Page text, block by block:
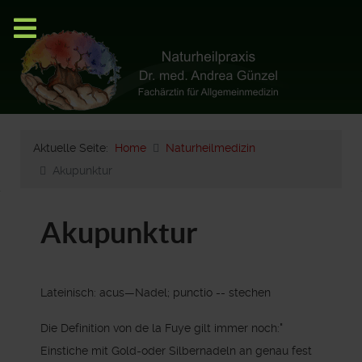
Aktuelle Seite: Home
Naturheilmedizin
Akupunktur
Akupunktur
Lateinisch: acus—Nadel; punctio -- stechen
Die Definition von de la Fuye gilt immer noch:"
Einstiche mit Gold-oder Silbernadeln an genau fest